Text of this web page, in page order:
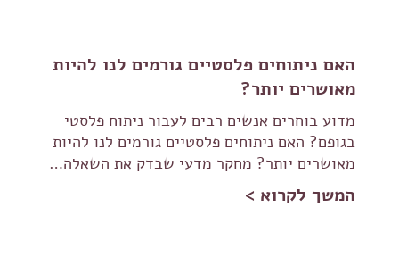
האם ניתוחים פלסטיים גורמים לנו להיות
מאושרים יותר?
מדוע בוחרים אנשים רבים לעבור ניתוח פלסטי
בגופם? האם ניתוחים פלסטיים גורמים לנו להיות
מאושרים יותר? מחקר מדעי שבדק את השאלה…
המשך לקרוא >